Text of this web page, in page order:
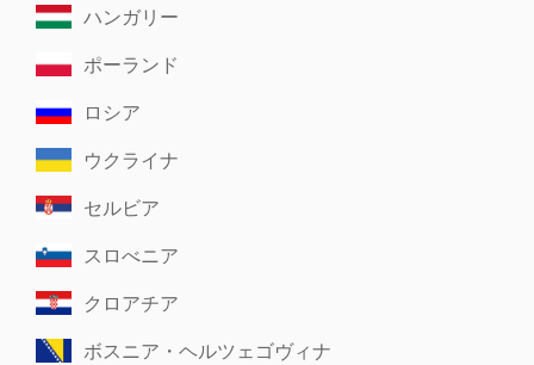
ハンガリー
ポーランド
ロシア
ウクライナ
セルビア
スロべニア
クロアチア
ボスニア・ヘルツェゴヴィナ